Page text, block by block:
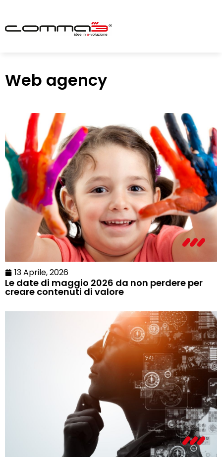
Web agency
13 Aprile, 2026
Le date di maggio 2026 da non perdere per
creare contenuti di valore